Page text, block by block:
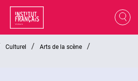
Culturel / Arts de la scène /